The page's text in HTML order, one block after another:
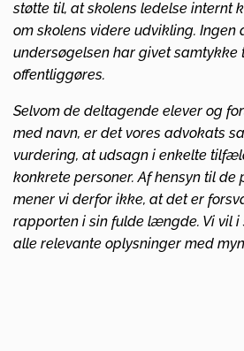
støtte til, at skolens ledelse internt
om skolens videre udvikling. Ingen
undersøgelsen har givet
offentliggøres.
Selvom de deltagende elever og
med navn, er det vores advokats
vurdering, at udsagn i enkelte
konkrete personer. Af hensyn til
mener vi derfor ikke, at det er
rapporten i sin fulde længde. Vi vil
alle relevante oplysninger med